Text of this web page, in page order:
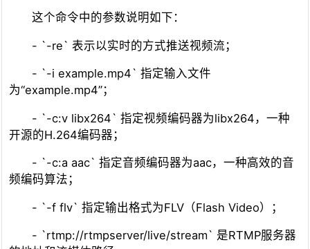
这个命令中的参数说明如下：
- `-re` 表示以实时的方式推送视频流；
- `-i example.mp4` 指定输入文件
为“example.mp4”；
- `-c:v libx264` 指定视频编码器为libx264，一种
开源的H.264编码器；
- `-c:a aac` 指定音频编码器为aac，一种高效的音
频编码算法；
- `-f flv` 指定输出格式为FLV（Flash Video）；
- `rtmp://rtmpserver/live/stream` 是RTMP服务器